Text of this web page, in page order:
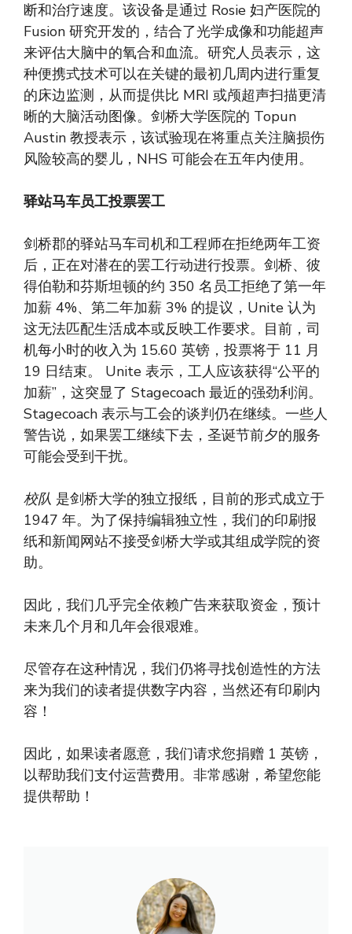
断和治疗速度。该设备是通过 Rosie 妇产医院的
Fusion 研究开发的，结合了光学成像和功能超声
来评估大脑中的氧合和血流。研究人员表示，这
种便携式技术可以在关键的最初几周内进行重复
的床边监测，从而提供比 MRI 或颅超声扫描更清
晰的大脑活动图像。剑桥大学医院的 Topun
Austin 教授表示，该试验现在将重点关注脑损伤
风险较高的婴儿，NHS 可能会在五年内使用。
驿站马车员工投票罢工
剑桥郡的驿站马车司机和工程师在拒绝两年工资
后，正在对潜在的罢工行动进行投票。剑桥、彼
得伯勒和芬斯坦顿的约 350 名员工拒绝了第一年
加薪 4%、第二年加薪 3% 的提议，Unite 认为
这无法匹配生活成本或反映工作要求。目前，司
机每小时的收入为 15.60 英镑，投票将于 11 月
19 日结束。 Unite 表示，工人应该获得“公平的
加薪”，这突显了 Stagecoach 最近的强劲利润。
Stagecoach 表示与工会的谈判仍在继续。一些人
警告说，如果罢工继续下去，圣诞节前夕的服务
可能会受到干扰。
校队 是剑桥大学的独立报纸，目前的形式成立于
1947 年。为了保持编辑独立性，我们的印刷报
纸和新闻网站不接受剑桥大学或其组成学院的资
助。
因此，我们几乎完全依赖广告来获取资金，预计
未来几个月和几年会很艰难。
尽管存在这种情况，我们仍将寻找创造性的方法
来为我们的读者提供数字内容，当然还有印刷内
容！
因此，如果读者愿意，我们请求您捐赠 1 英镑，
以帮助我们支付运营费用。非常感谢，希望您能
提供帮助！